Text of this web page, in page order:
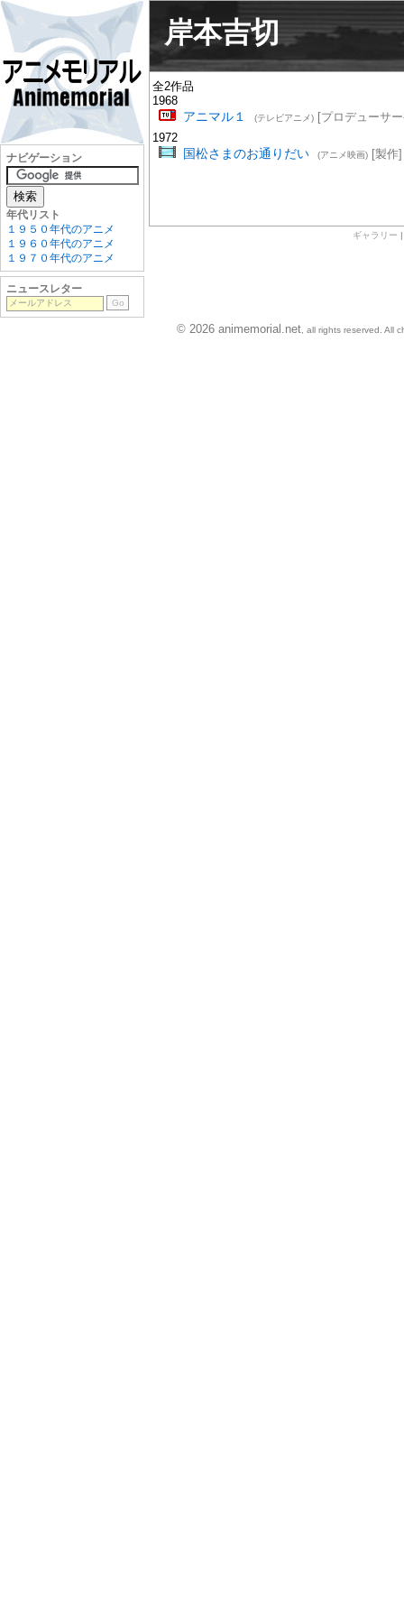
岸本吉切
全2作品
1968
アニマル１ (テレビアニメ)[プロデューサ
1972
国松さまのお通りだい (アニメ映画)[製作]
ギャラリー
ナビゲーション
年代リスト
１９５０年代のアニメ
１９６０年代のアニメ
１９７０年代のアニメ
ニュースレター
© 2026 animemorial.net , all rights reserved. All